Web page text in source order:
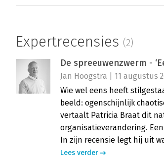
Expertrecensies (2)
De spreeuwenzwerm -
Jan Hoogstra | 11 augustus
Wie wel eens heeft
beeld: ogenschijnlijk
vertaalt Patricia Braat dit
organisatieverandering.
In zijn recensie legt hij uit
Lees verder